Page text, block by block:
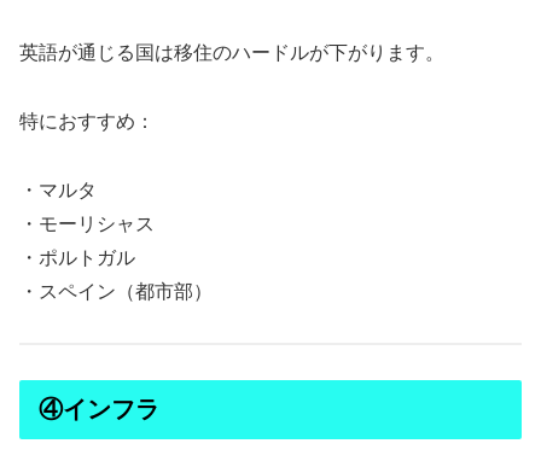
英語が通じる国は移住のハードルが下がります。
特におすすめ：
・マルタ
・モーリシャス
・ポルトガル
・スペイン（都市部）
④インフラ